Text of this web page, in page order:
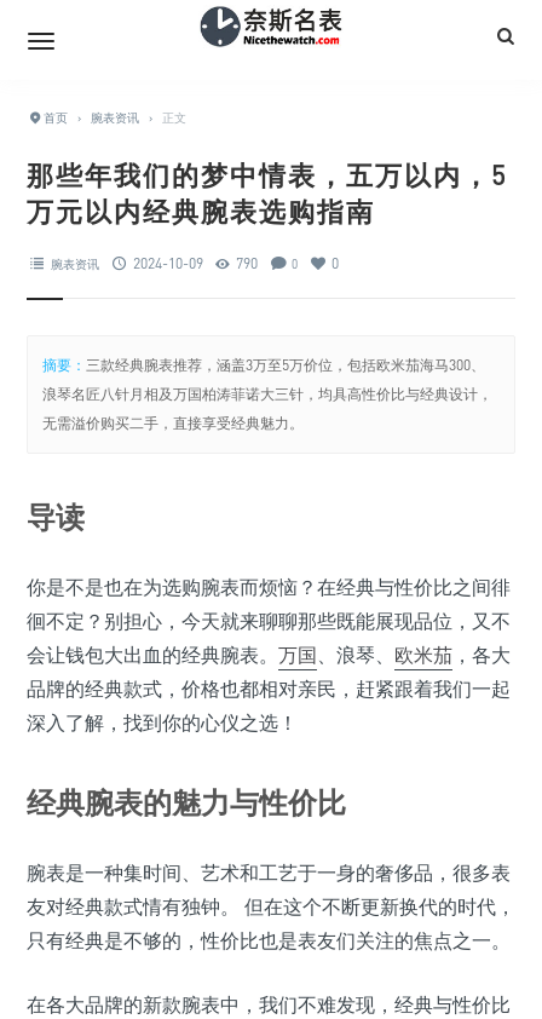
首页 › 腕表资讯 › 正文
那些年我们的梦中情表，五万以内，5
万元以内经典腕表选购指南
腕表资讯 2024-10-09 790 0 0
摘要：三款经典腕表推荐，涵盖3万至5万价位，包括欧米茄海马300、
浪琴名匠八针月相及万国柏涛菲诺大三针，均具高性价比与经典设计，
无需溢价购买二手，直接享受经典魅力。
导读
你是不是也在为选购腕表而烦恼？在经典与性价比之间徘
徊不定？别担心，今天就来聊聊那些既能展现品位，又不
会让钱包大出血的经典腕表。 万国、浪琴、 欧米茄 ，各大
品牌的经典款式，价格也都相对亲民，赶紧跟着我们一起
深入了解，找到你的心仪之选！
经典腕表的魅力与性价比
腕表是一种集时间、艺术和工艺于一身的奢侈品，很多表
友对经典款式情有独钟。 但在这个不断更新换代的时代，
只有经典是不够的，性价比也是表友们关注的焦点之一。
在各大品牌的新款腕表中，我们不难发现，经典与性价比